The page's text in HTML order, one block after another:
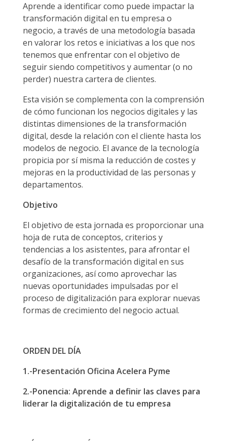
Aprende a identificar como puede impactar la
transformación digital en tu empresa o
negocio, a través de una metodología basada
en valorar los retos e iniciativas a los que nos
tenemos que enfrentar con el objetivo de
seguir siendo competitivos y aumentar (o no
perder) nuestra cartera de clientes.
Esta visión se complementa con la comprensión
de cómo funcionan los negocios digitales y las
distintas dimensiones de la transformación
digital, desde la relación con el cliente hasta los
modelos de negocio. El avance de la tecnología
propicia por sí misma la reducción de costes y
mejoras en la productividad de las personas y
departamentos.
Objetivo
El objetivo de esta jornada es proporcionar una
hoja de ruta de conceptos, criterios y
tendencias a los asistentes, para afrontar el
desafío de la transformación digital en sus
organizaciones, así como aprovechar las
nuevas oportunidades impulsadas por el
proceso de digitalización para explorar nuevas
formas de crecimiento del negocio actual.
ORDEN DEL DÍA
1.-Presentación Oficina Acelera Pyme
2.-Ponencia: Aprende a definir las claves para
liderar la digitalización de tu empresa